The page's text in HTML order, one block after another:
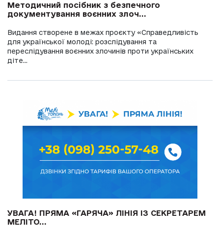
Методичний посібник з безпечного
документування воєнних злоч...
Видання створене в межах проєкту «Справедливість
для української молоді: розслідування та
переслідування воєнних злочинів проти українських
діте...
УВАГА! ПРЯМА «ГАРЯЧА» ЛІНІЯ ІЗ СЕКРЕТАРЕМ
МЕЛІТО...